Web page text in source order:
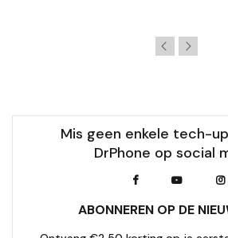
Mis geen enkele tech-
DrPhone op social
ABONNEREN OP DE